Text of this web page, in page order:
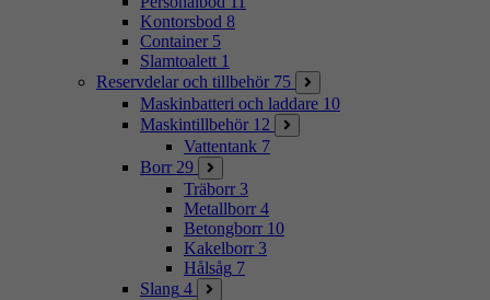
Kontorsbod 8
Container 5
Slamtoalett 1
Reservdelar och tillbehör 75
Maskinbatteri och laddare 10
Maskintillbehör 12
Vattentank 7
Borr 29
Träborr 3
Metallborr 4
Betongborr 10
Kakelborr 3
Hålsåg 7
Slang 4